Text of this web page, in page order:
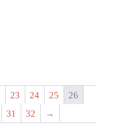
23 24 25
26
31 32 →